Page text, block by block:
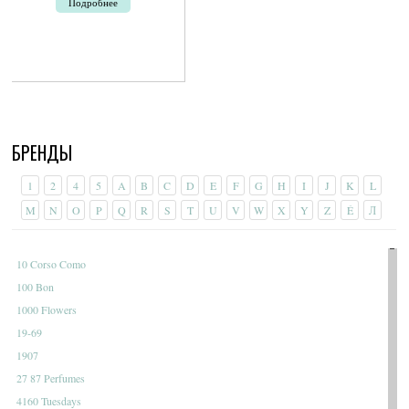
БРЕНДЫ
1 2 4 5 A B C D E F G H I J K
L
M
N O P Q R S T U V W X Y Z É Л
10 Corso Como
100 Bon
1000 Flowers
19-69
1907
27 87 Perfumes
4160 Tuesdays